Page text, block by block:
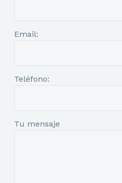
Email:
Teléfono:
Tu mensaje